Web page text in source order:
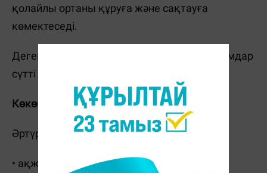
қолайлы ортаны құруға және сақтауға
көмектеседі.
Дегенмен, лактозадан зардап шегетін адамдар
сүтті абайлап ішу керек.
Көкөністер – микроэлементтер қоры
Әртүрлі шөптердің ішекке пайдасы бар:
• ақжелкен;